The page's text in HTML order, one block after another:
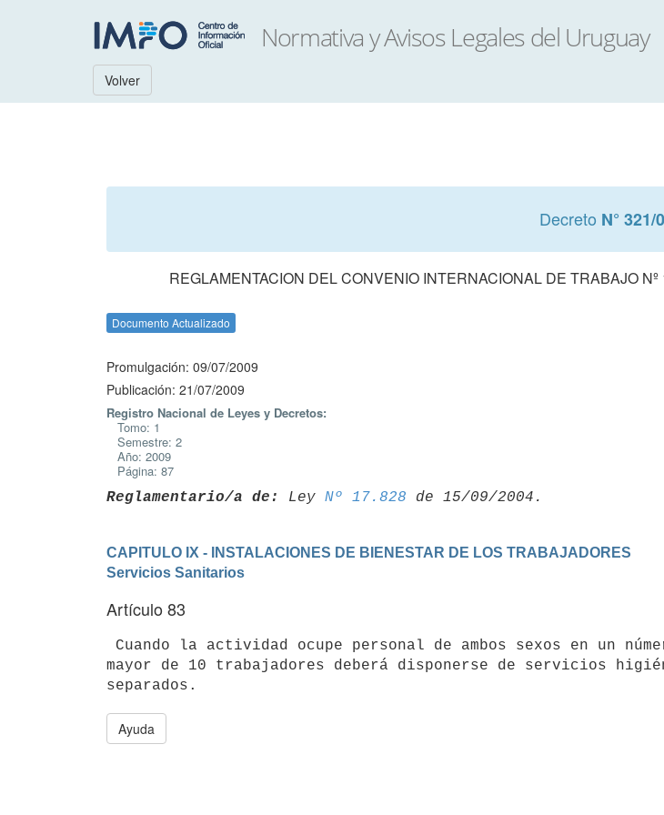
Volver
Decreto N° 321/
REGLAMENTACION DEL CONVENIO INTERNACIONAL DE TRABAJO
Documento Actualizado
Promulgación: 09/07/2009
Publicación: 21/07/2009
Registro Nacional de Leyes y Decretos:
Tomo: 1
Semestre: 2
Año: 2009
Página: 87
Reglamentario/a de: Ley Nº 17.828
CAPITULO IX - INSTALACIONES DE BIENESTAR DE LOS TRABAJADORES
Servicios Sanitarios
Artículo 83
mayor de 10 trabajadores deberá disponerse de servicios
Ayuda